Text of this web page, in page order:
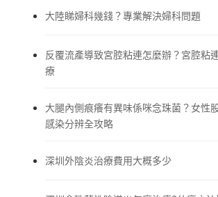
大陸睇婦科幾錢？專業解決婦科問題
反覆流產導致宮腔粘連怎麼辦？宮腔粘
療
大腿內側痕癢有異味係咪念珠菌？女性
感染分辨全攻略
深圳外陰炎治療費用大概多少